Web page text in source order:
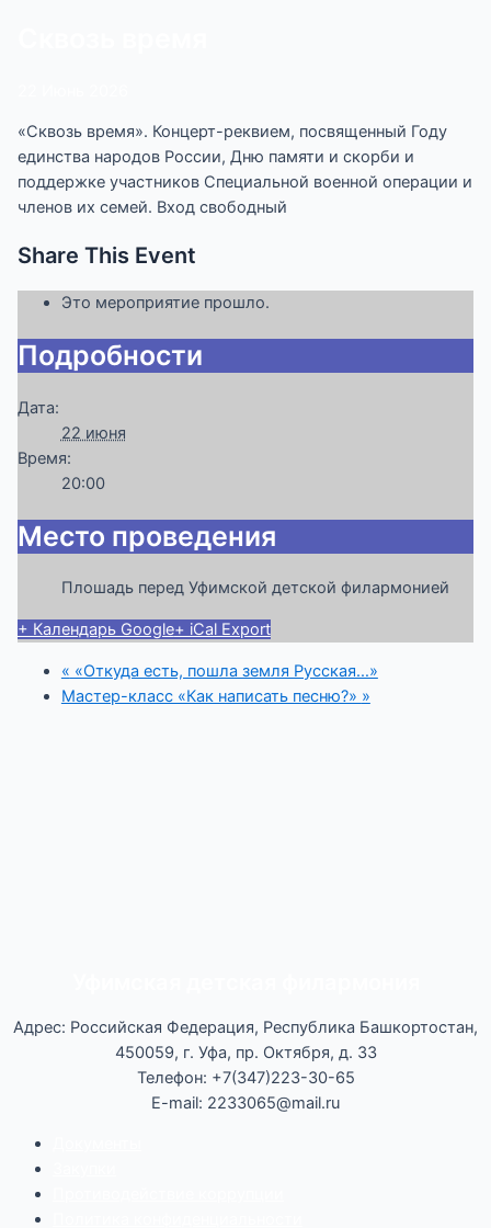
«Сквозь время». Концерт-реквием, посвященный Году
единства народов России, Дню памяти и скорби и
поддержке участников Специальной военной операции и
членов их семей. Вход свободный
Share This Event
Это мероприятие прошло.
Подробности
Дата:
22 июня
Время:
20:00
Место проведения
Плошадь перед Уфимской детской филармонией
+ Календарь Google+ iCal Export
« «Откуда есть, пошла земля Русская…»
Мастер-класс «Как написать песню?» »
Адрес: Российская Федерация, Республика Башкортостан,
450059, г. Уфа, пр. Октября, д. 33
Телефон: +7(347)223-30-65
E-mail: 2233065@mail.ru